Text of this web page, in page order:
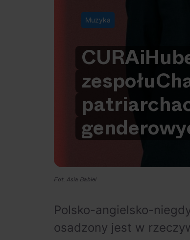
Muzyka
CURAi
zespołu
Fot. Asia Babiel
Polsko-angielsko-
osadzony jest w